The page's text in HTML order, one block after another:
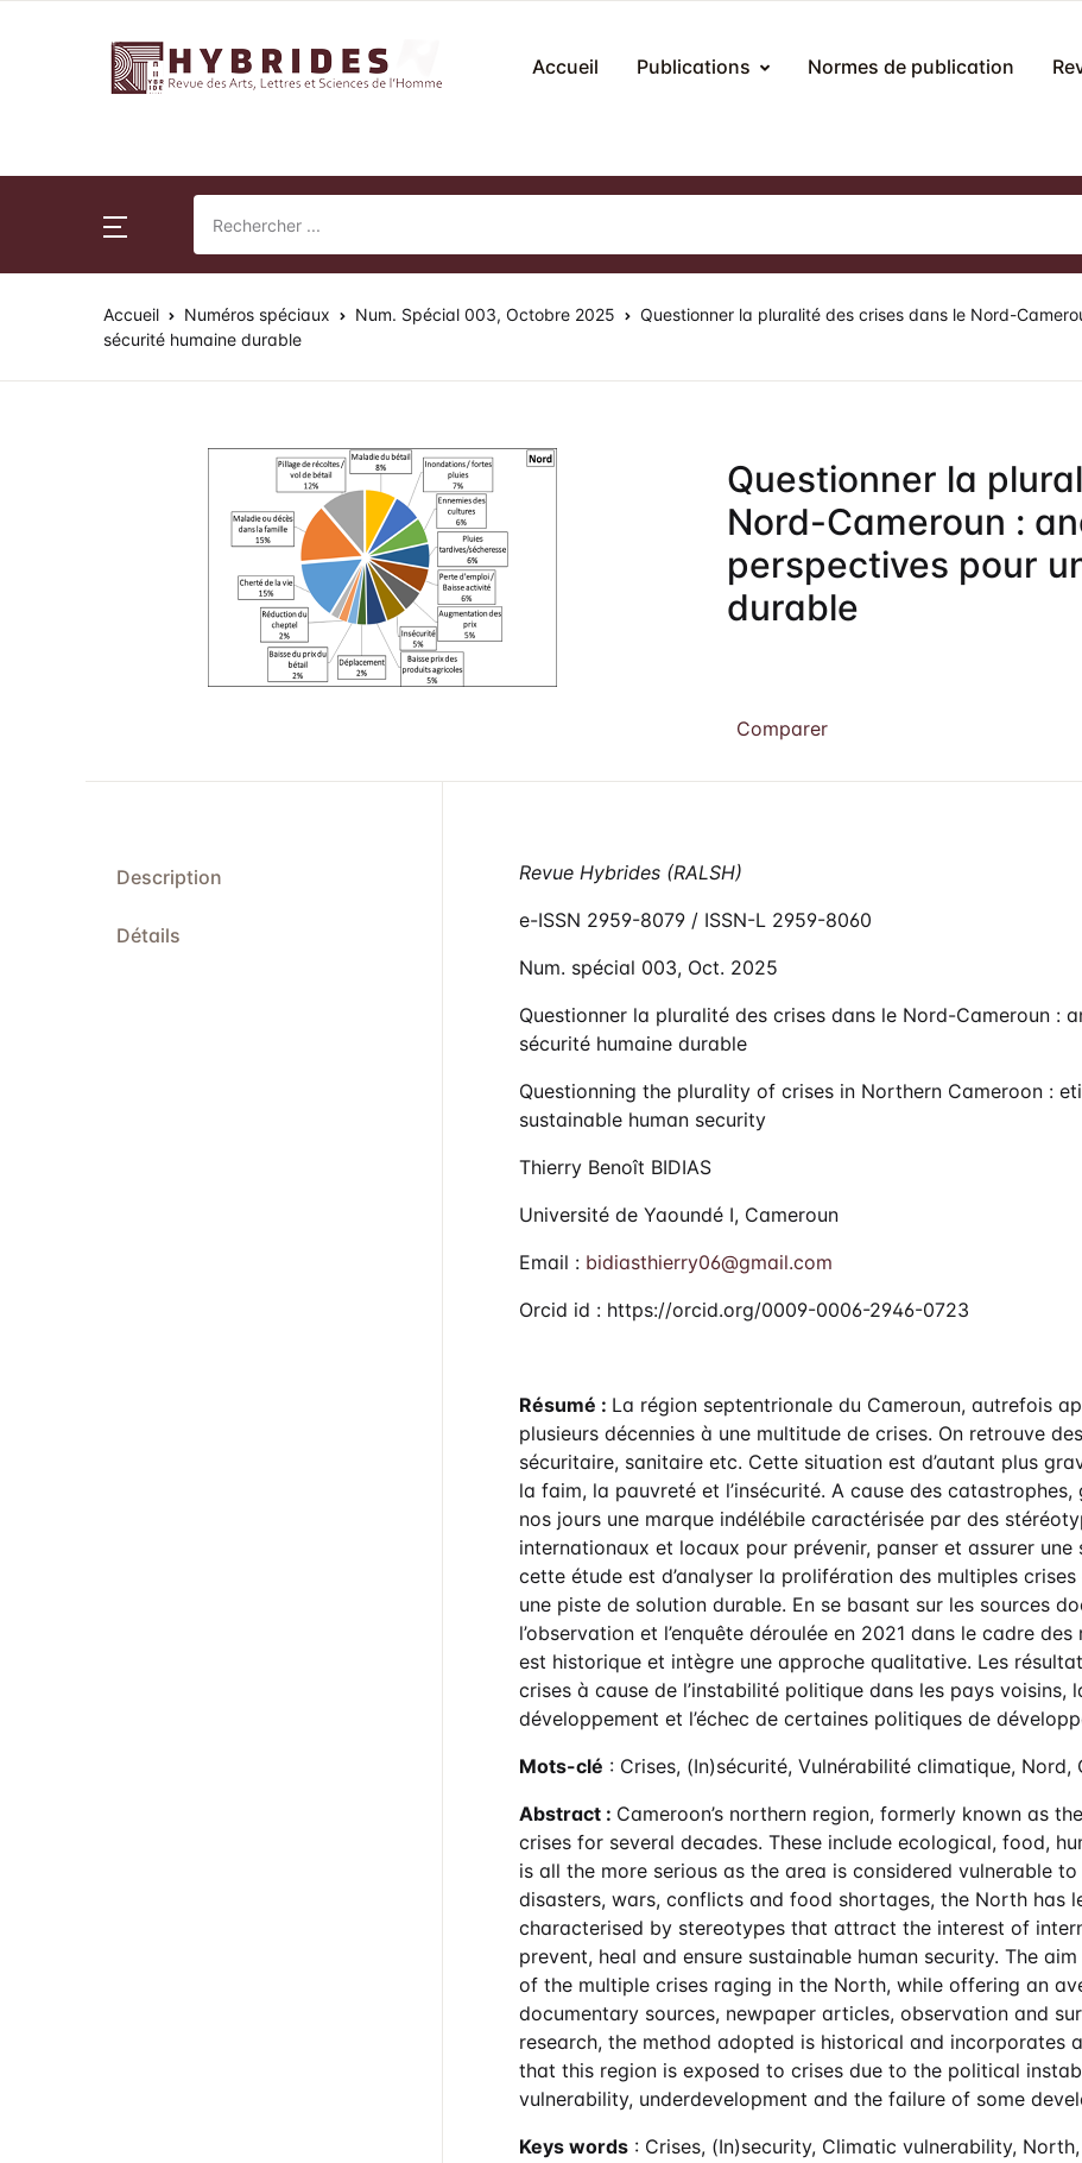
Accueil Publications Normes de publication
Revue Hybrides
Numéros publiés
Numéros spéciaux
Actes de colloques et congrès
Revue Hybrides
Sur la révue
Processus éditorial
Comité éditorial
Politique d’évaluation (peer review)
Soumission des articles
Politique de droit d’auteurs & Licence
Publication Ethics and Malpractice
Contacts
Accueil Numéros spéciaux Num. Spécial 003, Octobre 2025
Questionner la pluralité des crises dans le Nord-
sécurité humaine durable
Questionner la
Nord-Cameroun :
perspectives pour
durable
Comparer
Description
Détails
Revue Hybrides (RALSH)
e-ISSN 2959-8079 / ISSN-L 2959-8060
Num. spécial 003, Oct. 2025
Questionner la pluralité des crises dans le Nord-Cameroun :
sécurité humaine durable
Questionning the plurality of crises in Northern Cameroon :
sustainable human security
Thierry Benoît BIDIAS
Université de Yaoundé I, Cameroun
Email : bidiasthierry06@gmail.com
Orcid id : https://orcid.org/0009-0006-2946-0723
Résumé : La région septentrionale du Cameroun, autrefois
plusieurs décennies à une multitude de crises. On retrouve
sécuritaire, sanitaire etc. Cette situation est d’autant plus
la faim, la pauvreté et l’insécurité. A cause des
nos jours une marque indélébile caractérisée par des
internationaux et locaux pour prévenir, panser et assurer une
cette étude est d’analyser la prolifération des multiples
une piste de solution durable. En se basant sur les sources
l’observation et l’enquête déroulée en 2021 dans le cadre
est historique et intègre une approche qualitative. Les
crises à cause de l’instabilité politique dans les pays
développement et l’échec de certaines politiques de
Mots-clé : Crises, (In)sécurité, Vulnérabilité climatique, Nord,
Abstract : Cameroon’s northern region, formerly known as
crises for several decades. These include ecological, food,
is all the more serious as the area is considered vulnerable
disasters, wars, conflicts and food shortages, the North has
characterised by stereotypes that attract the interest of
prevent, heal and ensure sustainable human security. The
of the multiple crises raging in the North, while offering an
documentary sources, newpaper articles, observation and
research, the method adopted is historical and incorporates
that this region is exposed to crises due to the political
vulnerability, underdevelopment and the failure of some
Keys words : Crises, (In)security, Climatic vulnerability,